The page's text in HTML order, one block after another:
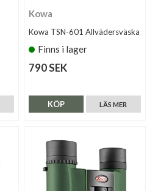
Kowa
Kowa TSN-601 Allvädersväska
Finns i lager
790 SEK
LÄS MER
KÖP